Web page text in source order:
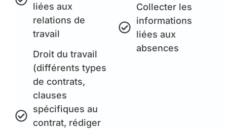
liées aux
relations de
travail
Droit du travail
(différents types
de contrats,
clauses
spécifiques au
contrat, rédiger
Collecter les
informations
liées aux
absences